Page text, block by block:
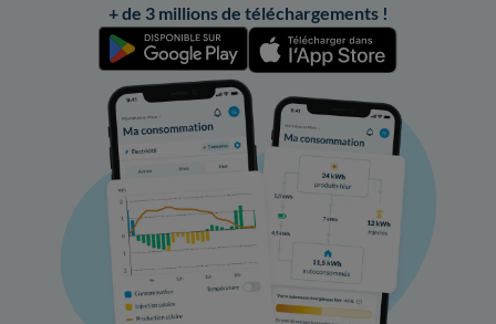
+ de 3 millions de téléchargements !